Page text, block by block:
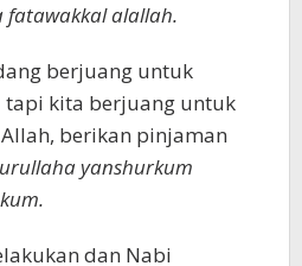
fatawakkal alallah.
berjuang untuk
kita berjuang untuk
berikan pinjaman
yanshurkum
dan Nabi